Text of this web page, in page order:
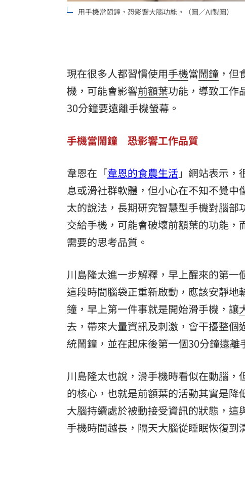
用手機當鬧鐘，恐影響大腦功能。（圖／AI製圖）
現在很多人都習慣使用手機當鬧鐘 ，
機，可能會影響前額葉功能，導致工作
30分鐘要遠離手機螢幕。
手機當鬧鐘 恐影響工作品質
韋恩在「韋恩的食農生活」網站表示，
息或滑社群軟體，但小心在不知不覺
太的說法，長期研究智慧型手機對腦
交給手機，可能會破壞前額葉的功能
需要的思考品質。
川島隆太進一步解釋，早上醒來的第一
這段時間腦袋正重新啟動，應該安靜
鐘，早上第一件事就是開始滑手機，讓
去，帶來大量資訊及刺激，會干擾整
統鬧鐘，並在起床後第一個30分鐘遠離
川島隆太也說，滑手機時看似在動腦
的核心，也就是前額葉的活動其實是
大腦持續處於被動接受資訊的狀態，
手機時間越長，隔天大腦從睡眠恢復到